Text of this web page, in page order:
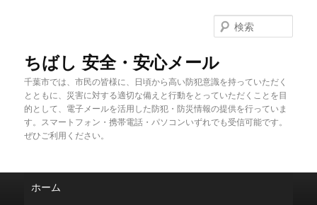
ちばし 安全・安心メール
千葉市では、市民の皆様に、日頃から高い防犯意識を持っていただく
とともに、災害に対する適切な備えと行動をとっていただくことを目
的として、電子メールを活用した防犯・防災情報の提供を行っていま
す。スマートフォン・携帯電話・パソコンいずれでも受信可能です。
ぜひご利用ください。
索
ホーム